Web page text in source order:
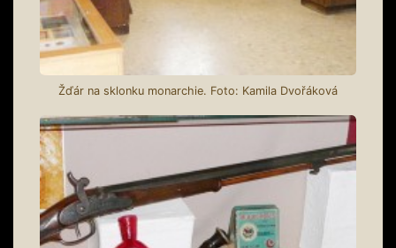
Žďár na sklonku monarchie. Foto: Kamila Dvořáková